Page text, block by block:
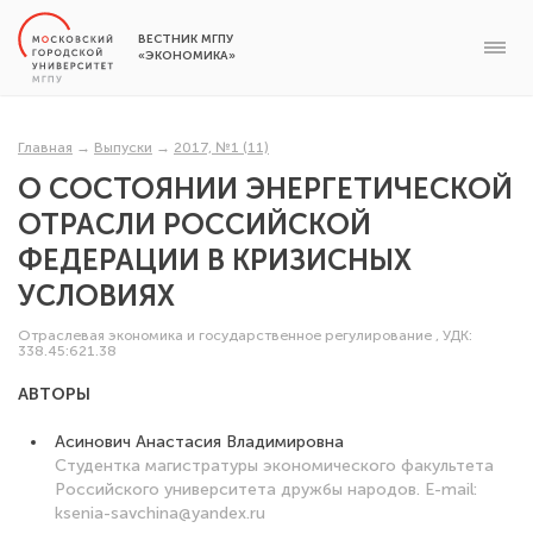
ВЕСТНИК МГПУ
«ЭКОНОМИКА»
Главная → Выпуски → 2017, №1 (11)
О СОСТОЯНИИ ЭНЕРГЕТИЧЕСКОЙ
ОТРАСЛИ РОССИЙСКОЙ
ФЕДЕРАЦИИ В КРИЗИСНЫХ
УСЛОВИЯХ
Отраслевая экономика и государственное регулирование , УДК:
338.45:621.38
АВТОРЫ
Асинович Анастасия Владимировна
Студентка магистратуры экономического факультета
Российского университета дружбы народов. E-mail:
ksenia-savchina@yandex.ru